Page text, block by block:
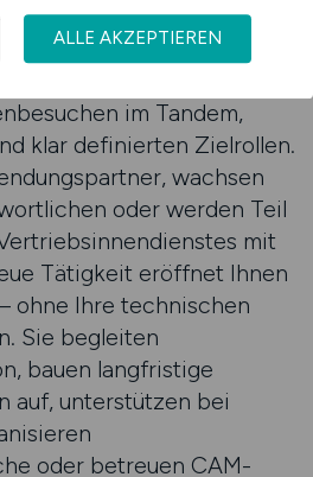
VERTRIEB.JOBS gezielt
Entwicklung fördern: mit
im Tandem,
klar definierten Zielrollen.
wachsen
oder werden Teil
mit
Tätigkeit eröffnet Ihnen
ohne Ihre technischen
Sie begleiten
bauen langfristige
auf, unterstützen bei
oder betreuen CAM-
ALLE AKZEPTIEREN